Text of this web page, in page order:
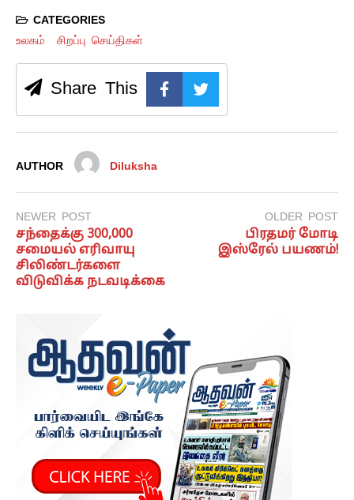
CATEGORIES
உலகம் சிறப்பு செய்திகள்
Share This
AUTHOR Diluksha
NEWER POST
சந்தைக்கு 300,000
சமையல் எரிவாயு
சிலிண்டர்களை
விடுவிக்க நடவடிக்கை
OLDER POST
பிரதமர் மோடி
இஸ்ரேல் பயணம்!